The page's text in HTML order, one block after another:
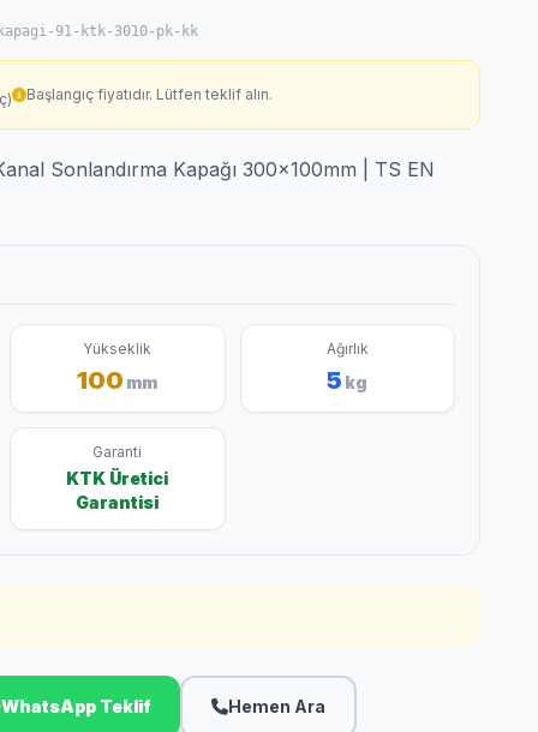
91-ktk-3010-pk-kk
Başlangıç fiyatıdır. Lütfen teklif alın.
Sonlandırma Kapağı 300x100mm | TS EN
Yükseklik
100 mm
Ağırlık
5 kg
Garanti
KTK Üretici
Garantisi
WhatsApp Teklif Hemen Ara